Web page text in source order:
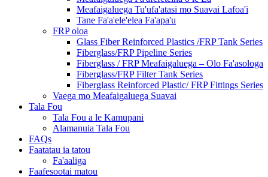
Meafaigaluega Tu'ufa'atasi mo Suavai Lafoa'i
Tane Fa'a'ele'elea Fa'apa'u
FRP oloa
Glass Fiber Reinforced Plastics /FRP Tank Series
Fiberglass/FRP Pipeline Series
Fiberglass / FRP Meafaigaluega – Olo Fa'asologa
Fiberglass/FRP Filter Tank Series
Fiberglass Reinforced Plastic/ FRP Fittings Series
Vaega mo Meafaigaluega Suavai
Tala Fou
Tala Fou a le Kamupani
Alamanuia Tala Fou
FAQs
Faatatau ia tatou
Fa'aaliga
Faafesootai matou